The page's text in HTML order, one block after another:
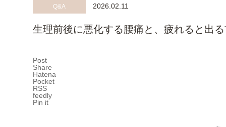
Q&A 2026.02.11
生理前後に悪化する腰痛と、疲れると出
Post
Share
Hatena
Pocket
RSS
feedly
Pin it